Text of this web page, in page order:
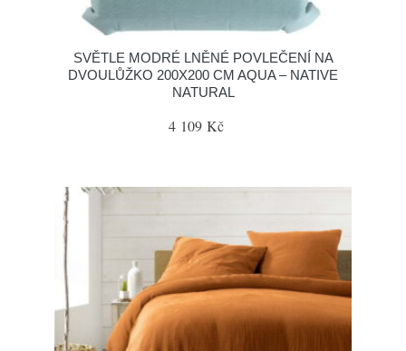
SVĚTLE MODRÉ LNĚNÉ POVLEČENÍ NA
DVOULŮŽKO 200X200 CM AQUA – NATIVE
NATURAL
4 109 Kč